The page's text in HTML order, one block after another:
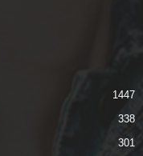
1447
338
301